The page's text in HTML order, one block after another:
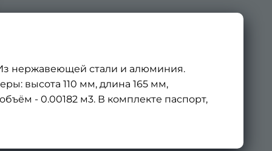
нержавеющей стали и алюминия.
высота 110 мм, длина 165 мм,
- 0.00182 м3. В комплекте паспорт,